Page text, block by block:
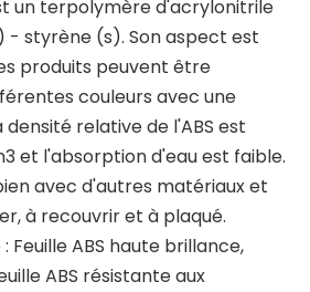
un terpolymère d'acrylonitrile
styrène (s). Son aspect est
produits peuvent être
couleurs avec une
densité relative de l'ABS est
et l'absorption d'eau est faible.
avec d'autres matériaux et
à recouvrir et à plaqué.
Feuille ABS haute brillance,
ABS résistante aux